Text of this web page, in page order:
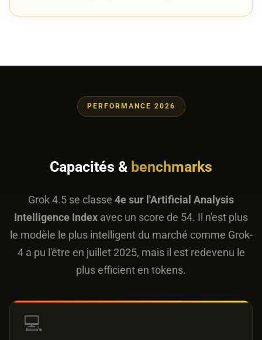
PERFORMANCE 2026
Capacités & benchmarks
Grok 4.5 se classe 4e sur l'Artificial Analysis
Intelligence Index avec un score de 54. Il n'est plus
le modèle le plus intelligent du marché comme Grok-
4 a pu l'être en juillet 2025, mais il est redevenu le
plus efficient en tokens.
💻